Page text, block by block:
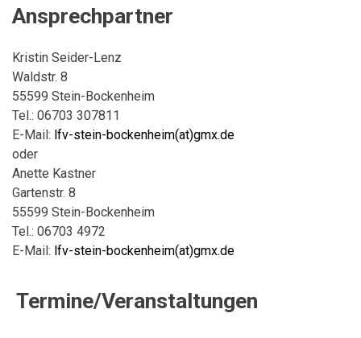
Ansprechpartner
Kristin Seider-Lenz
Waldstr. 8
55599 Stein-Bockenheim
Tel.: 06703 307811
E-Mail: lfv-stein-bockenheim(at)gmx.de
oder
Anette Kastner
Gartenstr. 8
55599 Stein-Bockenheim
Tel.: 06703 4972
E-Mail: lfv-stein-bockenheim(at)gmx.de
Termine/Veranstaltungen